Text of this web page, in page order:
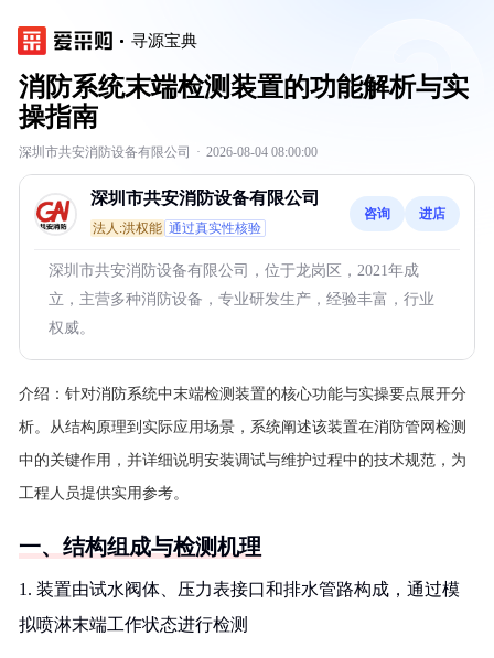
寻源宝典
消防系统末端检测装置的功能解析与实
操指南
深圳市共安消防设备有限公司 · 2026-08-04 08:00:00
深圳市共安消防设备有限公司
法人:洪权能 通过真实性核验
咨询 进店
深圳市共安消防设备有限公司，位于龙岗区，2021年成
立，主营多种消防设备，专业研发生产，经验丰富，行业
权威。
介绍： 针对消防系统中末端检测装置的核心功能与实操要点展开分
析。从结构原理到实际应用场景，系统阐述该装置在消防管网检测
中的关键作用，并详细说明安装调试与维护过程中的技术规范，为
工程人员提供实用参考。
一、结构组成与检测机理
1. 装置由试水阀体、压力表接口和排水管路构成，通过模
拟喷淋末端工作状态进行检测